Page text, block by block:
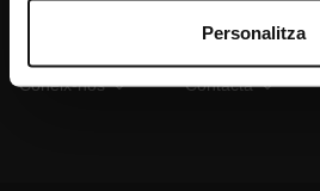
clic sobre “Selecciona i configura”.
només les cookies de la tipologia
personalització, perquè permeten
opcions de navegació (com ara
Personalitza
Coneix-nos Contacta